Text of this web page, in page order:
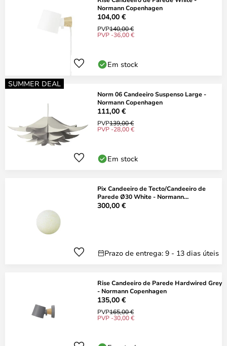
Normann Copenhagen
104,00 €
PVP140,00 €
PVP -36,00 €
Em stock
SUMMER DEAL
Norm 06 Candeeiro Suspenso Large -
Normann Copenhagen
111,00 €
PVP139,00 €
PVP -28,00 €
Em stock
Pix Candeeiro de Tecto/Candeeiro de
Parede Ø30 White - Normann
Copenhagen
300,00 €
Prazo de entrega: 9 - 13 dias úteis
Rise Candeeiro de Parede Hardwired Grey
- Normann Copenhagen
135,00 €
PVP165,00 €
PVP -30,00 €